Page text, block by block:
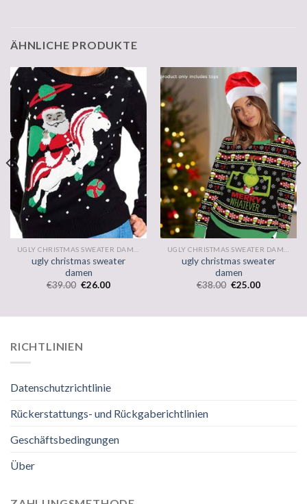
ÄHNLICHE PRODUKTE
ugly christmas sweater
damen
€39.00 €26.00
ugly christmas sweater
damen
€38.00 €25.00
RICHTLINIEN
Datenschutzrichtlinie
Rückerstattungs- und Rückgaberichtlinien
Geschäftsbedingungen
Über